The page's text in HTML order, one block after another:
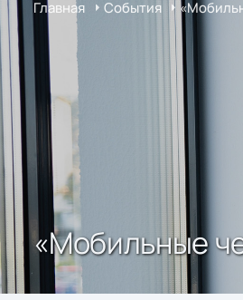
Главная События
«Мобильные